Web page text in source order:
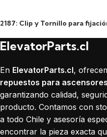
2187: Clip y Tornillo para
ElevatorParts.cl
En ElevatorParts.cl,
repuestos para
garantizando calidad,
producto. Contamos con
a todo Chile y asesoría
encontrar la pieza exacta